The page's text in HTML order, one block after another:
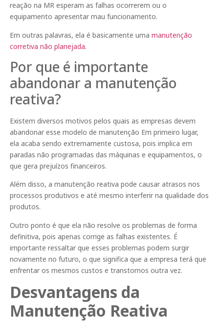
reação na MR esperam as falhas ocorrerem ou o
equipamento apresentar mau funcionamento.
Em outras palavras, ela é basicamente uma manutenção
corretiva não planejada.
Por que é importante
abandonar a manutenção
reativa?
Existem diversos motivos pelos quais as empresas devem
abandonar esse modelo de manutenção Em primeiro lugar,
ela acaba sendo extremamente custosa, pois implica em
paradas não programadas das máquinas e equipamentos, o
que gera prejuízos financeiros.
Além disso, a manutenção reativa pode causar atrasos nos
processos produtivos e até mesmo interferir na qualidade dos
produtos.
Outro ponto é que ela não resolve os problemas de forma
definitiva, pois apenas corrige as falhas existentes. É
importante ressaltar que esses problemas podem surgir
novamente no futuro, o que significa que a empresa terá que
enfrentar os mesmos custos e transtornos outra vez.
Desvantagens da
Manutenção Reativa